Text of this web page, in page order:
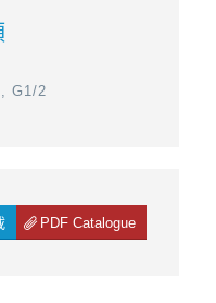
G1/2
PDF Catalogue